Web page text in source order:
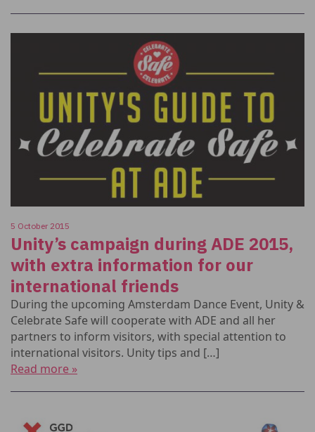
5 October 2015
Unity’s campaign during ADE 2015,
with extra information for our
international friends
During the upcoming Amsterdam Dance Event, Unity &
Celebrate Safe will cooperate with ADE and all her
partners to inform visitors, with special attention to
international visitors. Unity tips and […]
Read more »